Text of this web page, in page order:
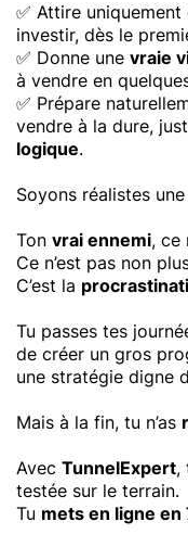
✅ Attire uniquement
investir, dès le
✅ Donne une vraie
à vendre en
✅ Prépare
vendre à la dure,
logique.
Soyons réalistes
Ton vrai ennemi, ce
Ce n’est pas non
C’est la
Tu passes tes
de créer un gros
une stratégie digne
Mais à la fin, tu n’as
Avec TunnelExpert,
testée sur le terrain.
Tu mets en ligne en